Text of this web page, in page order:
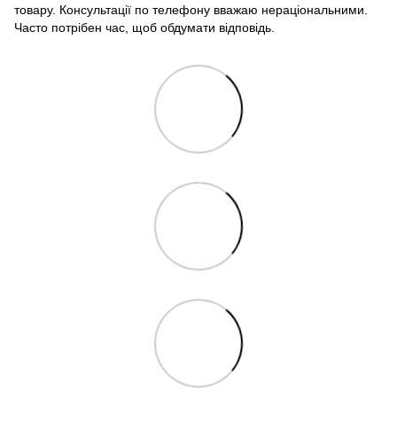
товару. Консультації по телефону вважаю нераціональними.
Часто потрібен час, щоб обдумати відповідь.